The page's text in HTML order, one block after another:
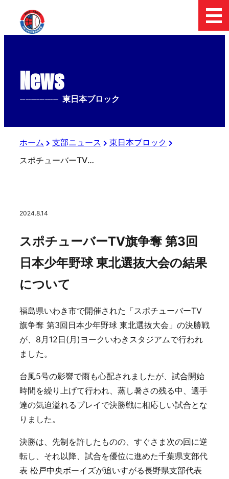
News
-------------- 東日本ブロック
ホーム 支部ニュース
東日本ブロック
スポチューバーTV旗争奪 第3回日本少年野球 東北選抜大会の結果について
2024.8.14
スポチューバーTV旗争奪 第3回
日本少年野球 東北選抜大会の結果
について
福島県いわき市で開催された「スポチューバーTV
旗争奪 第3回日本少年野球 東北選抜大会」の決勝戦
が、8月12日(月)ヨークいわきスタジアムで行われ
ました。
台風5号の影響で雨も心配されましたが、試合開始
時間を繰り上げて行われ、蒸し暑さの残る中、選手
達の気迫溢れるプレイで決勝戦に相応しい試合とな
りました。
決勝は、先制を許したものの、すぐさま次の回に逆
転し、それ以降、試合を優位に進めた千葉県支部代
表 松戸中央ボーイズが追いすがる長野県支部代表